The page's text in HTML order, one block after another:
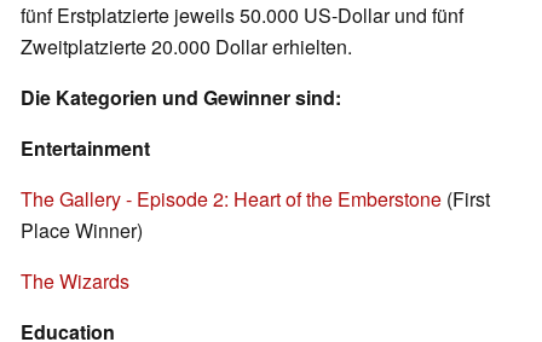
fünf Erstplatzierte jeweils 50.000 US-Dollar und fünf
Zweitplatzierte 20.000 Dollar erhielten.
Die Kategorien und Gewinner sind:
Entertainment
The Gallery - Episode 2: Heart of the Emberstone (First
Place Winner)
The Wizards
Education